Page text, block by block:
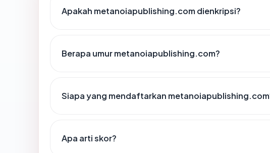
Apakah metanoiapublishing.com dienkripsi?
Berapa umur metanoiapublishing.com?
Siapa yang mendaftarkan
Apa arti skor?